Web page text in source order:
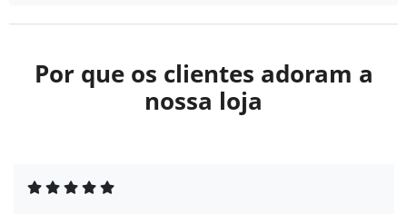
Por que os clientes adoram a
nossa loja